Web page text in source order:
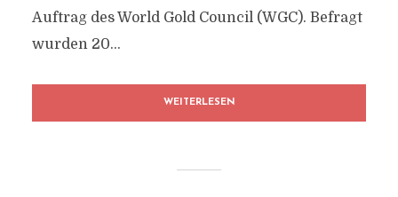
Auftrag des World Gold Council (WGC). Befragt
wurden 20...
WEITERLESEN